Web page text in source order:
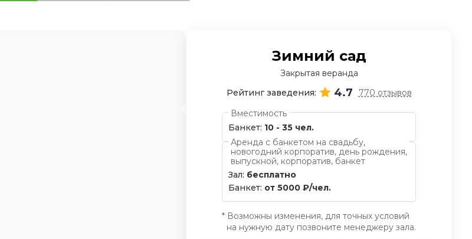
Зимний сад
Закрытая веранда
Рейтинг заведения:
4.7
770 отзывов
Вместимость
Банкет: 10 - 35 чел.
Аренда с банкетом на свадьбу,
новогодний корпоратив, день рождения,
выпускной, корпоратив, банкет
Зал: бесплатно
Банкет: от 5000 ₽/чел.
* Возможны изменения, для точных условий
на нужную дату позвоните менеджеру зала.